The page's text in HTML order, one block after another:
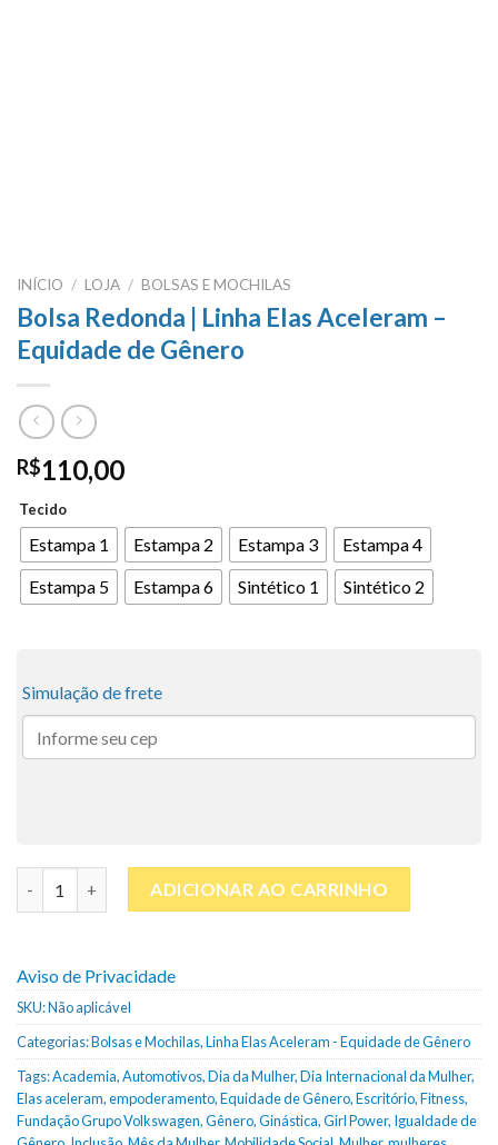
INÍCIO / LOJA / BOLSAS E MOCHILAS
Bolsa Redonda | Linha Elas Aceleram –
Equidade de Gênero
R$110,00
Tecido
Estampa 1 Estampa 2 Estampa 3
Estampa 4
Estampa 5
Estampa 6 Sintético 1 Sintético 2
Simulação de frete
ADICIONAR AO CARRINHO
Aviso de Privacidade
SKU:Não aplicável
Categorias:Bolsas e Mochilas,Linha Elas Aceleram - Equidade de Gênero
Tags:Academia,Automotivos,Dia da Mulher,Dia Internacional da Mulher,
Elas aceleram,empoderamento,Equidade de Gênero,Escritório,Fitness,
Fundação Grupo Volkswagen,Gênero,Ginástica,Girl Power, Igualdade de